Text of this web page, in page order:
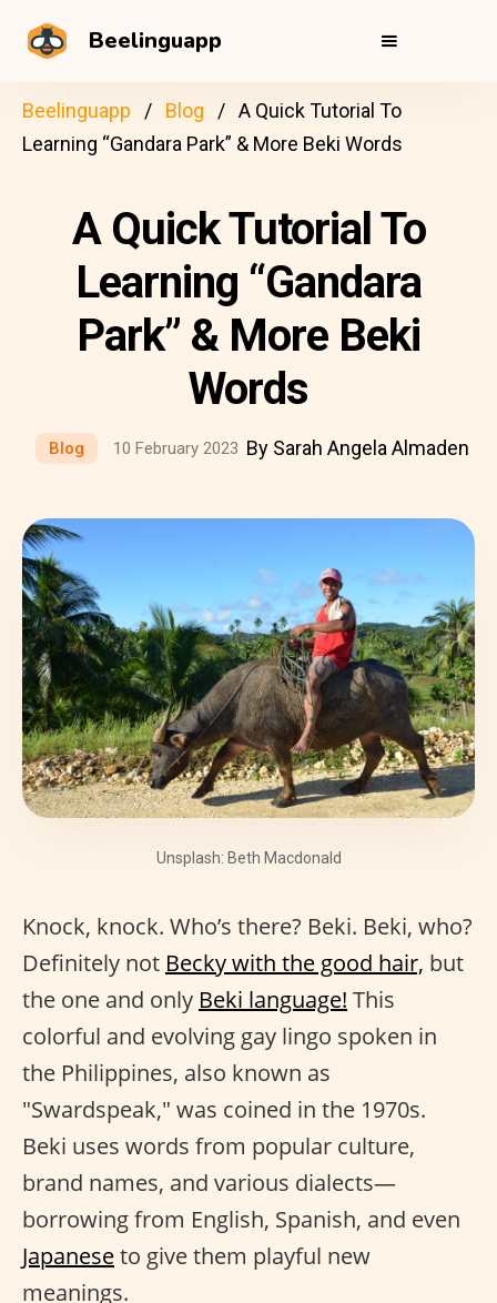
Beelinguapp
Beelinguapp Blog
A Quick Tutorial To
Learning “Gandara Park” & More Beki Words
A Quick Tutorial To
Learning “Gandara
Park” & More Beki
Words
Blog 10 February 2023 By Sarah Angela Almaden
Unsplash: Beth Macdonald
Knock, knock. Who’s there? Beki. Beki, who?
Definitely not Becky with the good hair, but
the one and only Beki language! This
colorful and evolving gay lingo spoken in
the Philippines, also known as
"Swardspeak," was coined in the 1970s.
Beki uses words from popular culture,
brand names, and various dialects—
borrowing from English, Spanish, and even
Japaneseto give them playful new
meanings.